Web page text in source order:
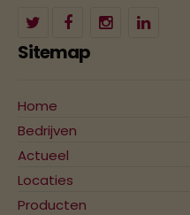
Sitemap
Home
Bedrijven
Actueel
Locaties
Producten